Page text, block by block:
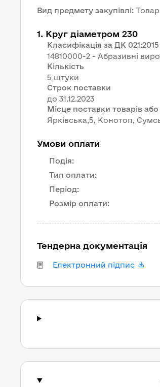
Вид предмету закупівлі:
1. Круг діаметром 230
Класифікація за ДК
14810000-2 - Абразивні
Кількість
5 штуки
Строк поставки
Місце поставки товарів
Ярківська,5, Конотоп,
Умови оплати
Подія:
Тип оплати:
Період:
Розмір оплати:
Тендерна документація
Електронний підпис